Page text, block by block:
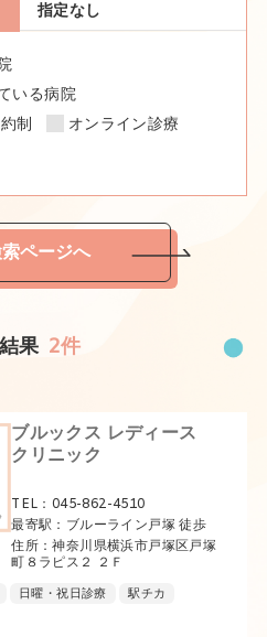
ブルックス レディース
クリニック
TEL：045-862-4510
最寄駅：ブルーライン戸塚 徒歩
住所：神奈川県横浜市戸塚区戸塚
町８ラピス２ ２Ｆ
日曜・祝日診療
駅チカ
指定なし
いる病院
制
オンライン診療
ページへ
果 2件